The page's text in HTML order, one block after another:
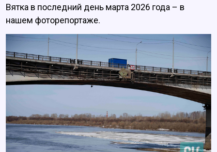
Вятка в последний день марта 2026 года – в
нашем фоторепортаже.